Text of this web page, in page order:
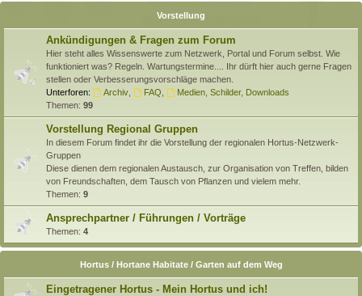
Vorstellung
Ankündigungen & Fragen zum Forum
Hier steht alles Wissenswerte zum Netzwerk, Portal und Forum selbst. Wie
funktioniert was? Regeln. Wartungstermine.... Ihr dürft hier auch gerne Fragen
stellen oder Verbesserungsvorschläge machen.
Unterforen:
Archiv, FAQ
Medien, Schilder, Downloads
Themen: 99
Vorstellung Regional Gruppen
In diesem Forum findet ihr die Vorstellung der regionalen Hortus-Netzwerk-
Gruppen
Diese dienen dem regionalen Austausch, zur Organisation von Treffen, bilden
von Freundschaften, dem Tausch von Pflanzen und vielem mehr.
Themen: 9
Ansprechpartner / Führungen / Vorträge
Themen: 4
Hortus / Hortane Habitate / Garten auf dem Weg
Eingetragener Hortus - Mein Hortus und ich!